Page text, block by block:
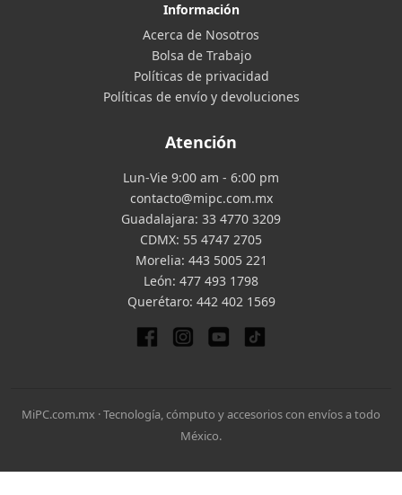
Información
Acerca de Nosotros
Bolsa de Trabajo
Políticas de privacidad
Políticas de envío y devoluciones
Atención
Lun-Vie 9:00 am - 6:00 pm
contacto@mipc.com.mx
Guadalajara: 33 4770 3209
CDMX: 55 4747 2705
Morelia: 443 5005 221
León: 477 493 1798
Querétaro: 442 402 1569
MiPC.com.mx · Tecnología, cómputo y accesorios con envíos a todo
México.